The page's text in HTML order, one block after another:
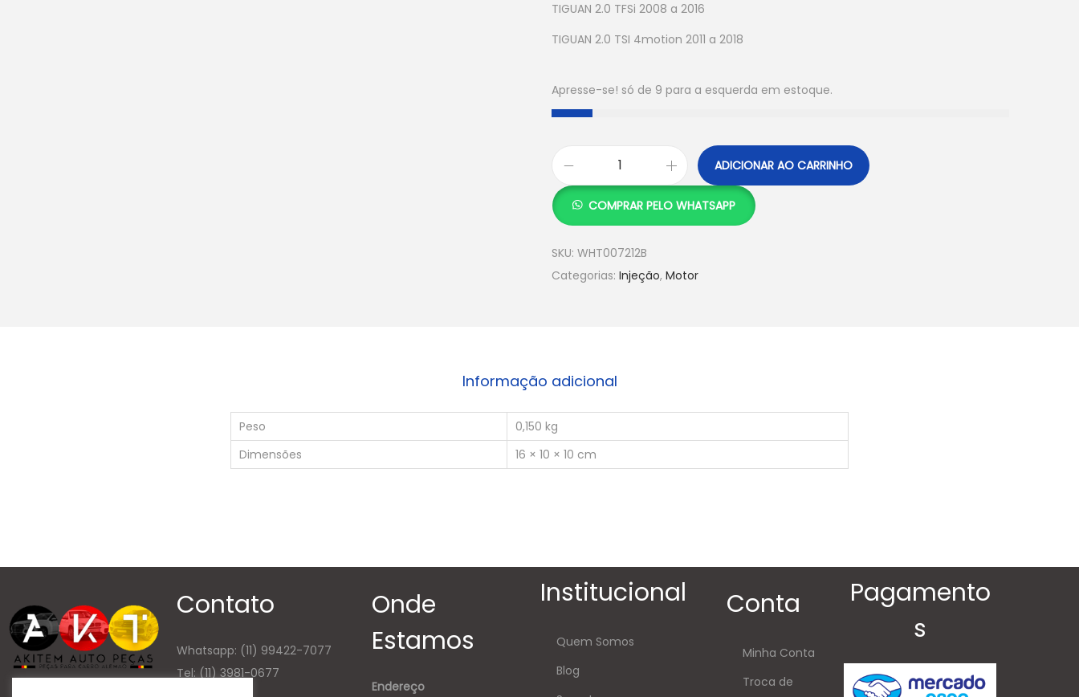
TIGUAN 2.0 TFSi 2008 a 2016
TIGUAN 2.0 TSI 4motion 2011 a 2018
Apresse-se! só de 9 para a esquerda em estoque.
ADICIONAR AO CARRINHO
COMPRAR PELO WHATSAPP
SKU: WHT007212B
Categorias: Injeção, Motor
Informação adicional
Peso
0,150 kg
Dimensões
16 × 10 × 10 cm
Contato
Whatsapp: (11) 99422-7077
Tel: (11) 3981-0677
Onde
Estamos
Endereço
Institucional
Quem Somos
Blog
Conta
Minha Conta
Troca de
Pagamento
s